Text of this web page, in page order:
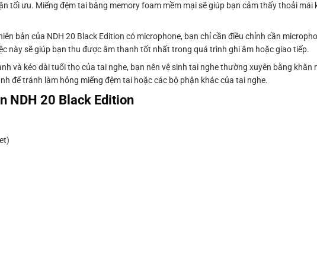
tối ưu. Miếng đệm tai bằng memory foam mềm mại sẽ giúp bạn cảm thấy thoải mái
bản của NDH 20 Black Edition có microphone, bạn chỉ cần điều chỉnh cần
này sẽ giúp bạn thu được âm thanh tốt nhất trong quá trình ghi âm hoặc giao tiếp.
và kéo dài tuổi thọ của tai nghe, bạn nên vệ sinh tai nghe thường xuyên bằng khăn
để tránh làm hỏng miếng đệm tai hoặc các bộ phận khác của tai nghe.
NDH 20 Black Edition